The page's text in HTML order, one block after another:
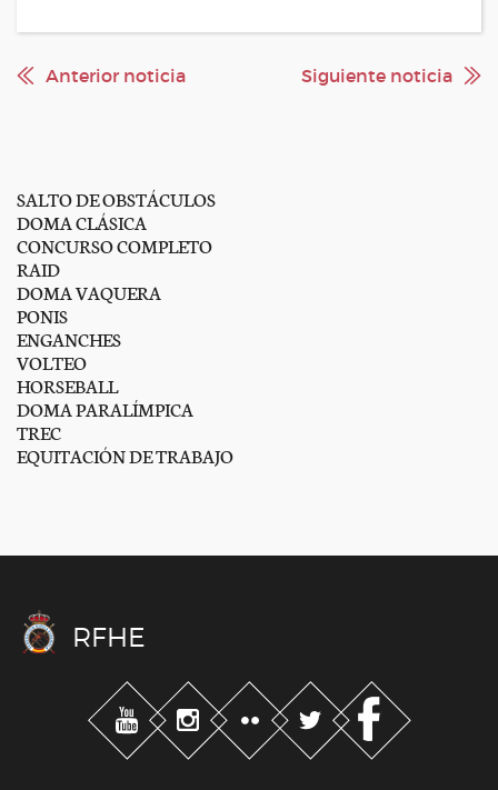
Anterior noticia Siguiente noticia
SALTO DE OBSTÁCULOS
DOMA CLÁSICA
CONCURSO COMPLETO
RAID
DOMA VAQUERA
PONIS
ENGANCHES
VOLTEO
HORSEBALL
DOMA PARALÍMPICA
TREC
EQUITACIÓN DE TRABAJO
RFHE